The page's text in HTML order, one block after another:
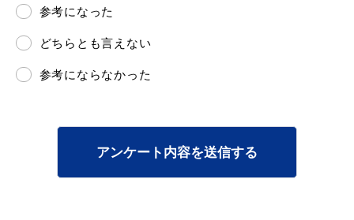
参考になった
どちらとも言えない
参考にならなかった
アンケート内容を送信する